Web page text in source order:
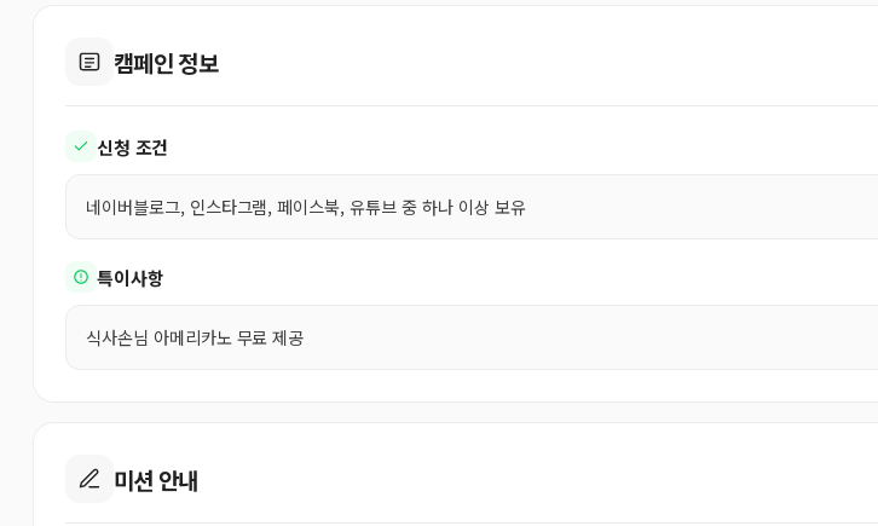
캠페인 정보
신청 조건
네이버블로그, 인스타그램, 페이스북, 유튜브 중 하나 이상 보유
특이사항
식사손님 아메리카노 무료 제공
미션 안내